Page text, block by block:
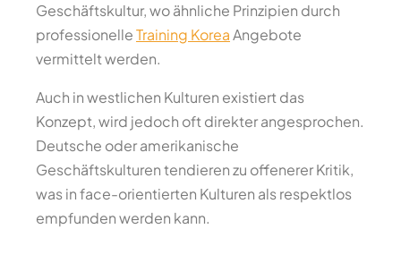
Geschäftskultur, wo ähnliche Prinzipien durch
professionelleTraining KoreaAngebote
vermittelt werden.
Auch in westlichen Kulturen existiert das
Konzept, wird jedoch oft direkter angesprochen.
Deutsche oder amerikanische
Geschäftskulturen tendieren zu offenerer Kritik,
was in face-orientierten Kulturen als respektlos
empfunden werden kann.